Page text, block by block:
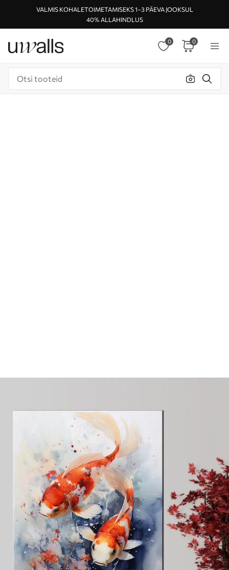
VALMIS KOHALETOIMETAMISEKS 1–3 PÄEVA JOOKSUL
40% ALLAHINDLUS
0 0